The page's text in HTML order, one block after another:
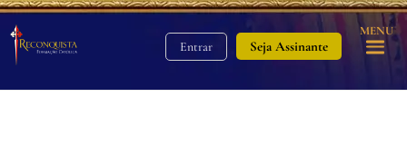
Entrar Seja Assinante
MENU